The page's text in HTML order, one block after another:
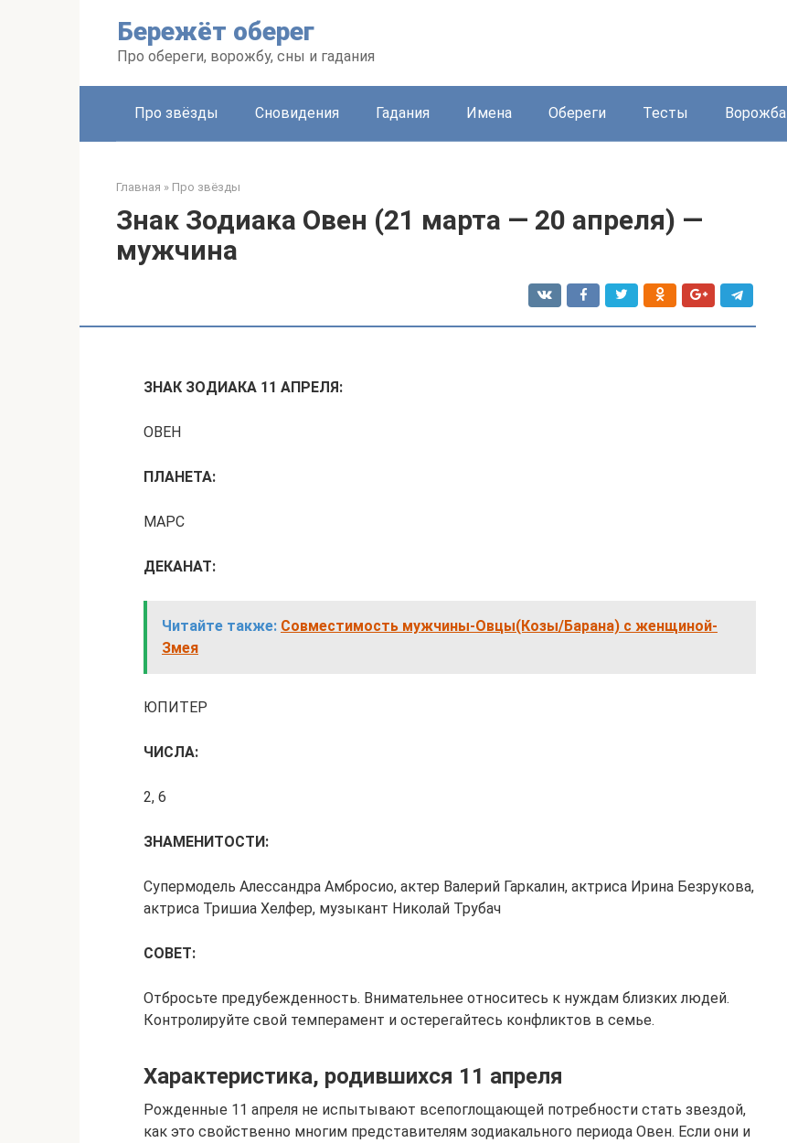
Бережёт оберег
Про обереги, ворожбу, сны и гадания
Про звёзды Сновидения Гадания Имена Обереги Тесты Ворожба
Главная » Про звёзды
Знак Зодиака Овен (21 марта — 20 апреля) —
мужчина
ЗНАК ЗОДИАКА 11 АПРЕЛЯ:
ОВЕН
ПЛАНЕТА:
МАРС
ДЕКАНАТ:
Читайте также: Совместимость мужчины-Овцы(Козы/Барана) с женщиной-
Змея
ЮПИТЕР
ЧИСЛА:
2, 6
ЗНАМЕНИТОСТИ:
Супермодель Алессандра Амбросио, актер Валерий Гаркалин, актриса Ирина Безрукова,
актриса Тришиа Хелфер, музыкант Николай Трубач
СОВЕТ:
Отбросьте предубежденность. Внимательнее относитесь к нуждам близких людей.
Контролируйте свой темперамент и остерегайтесь конфликтов в семье.
Характеристика, родившихся 11 апреля
Рожденные 11 апреля не испытывают всепоглощающей потребности стать звездой,
как это свойственно многим представителям зодиакального периода Овен. Если они и